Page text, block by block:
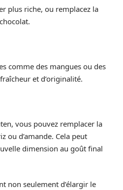
plus riche, ou remplacez la
comme des mangues ou des
et d’originalité.
vous pouvez remplacer la
ou d’amande. Cela peut
dimension au goût final
non seulement d’élargir le